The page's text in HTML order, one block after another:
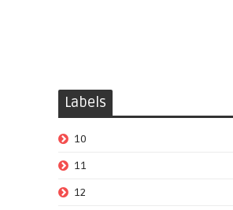
Labels
10
11
12